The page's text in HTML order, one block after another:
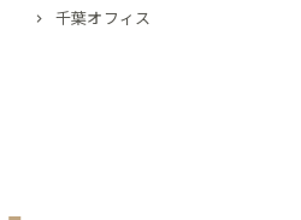
千葉オフィス